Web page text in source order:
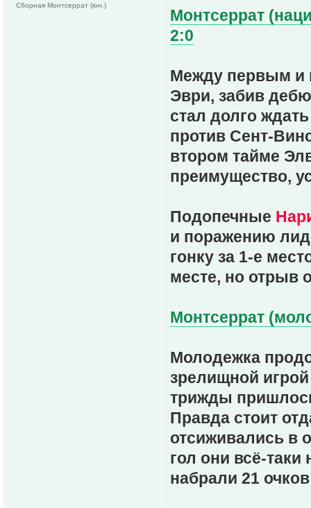
Монтсеррат
2:0
Между первым и
Эври, забив
стал долго
против Сент-
втором тайме
преимущество,
Подопечные
и поражению
гонку за 1-е
месте, но отрыв
Монтсеррат
Молодежка
зрелищной
трижды
Правда стоит
отсиживались в
гол они всё-
набрали 21
Сборная Монтсеррат (юн.)